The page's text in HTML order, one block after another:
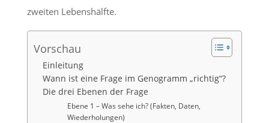
zweiten Lebenshälfte.
Vorschau
Einleitung
Wann ist eine Frage im Genogramm „richtig“?
Die drei Ebenen der Frage
Ebene 1 – Was sehe ich? (Fakten, Daten,
Wiederholungen)